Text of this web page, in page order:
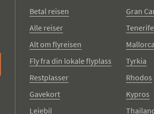
Betal reisen
Alle reiser
Alt om flyreisen
Fly fra din lokale flyplass
Restplasser
Gavekort
Leiebil
Gran
Tenerife
Mallorca
Tyrkia
Rhodos
Kypros